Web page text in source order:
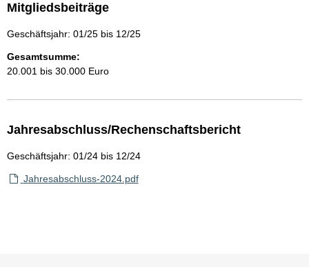
Mitgliedsbeiträge
Geschäftsjahr: 01/25 bis 12/25
Gesamtsumme:
20.001 bis 30.000 Euro
Jahresabschluss/Rechenschaftsbericht
Geschäftsjahr: 01/24 bis 12/24
Jahresabschluss-2024.pdf